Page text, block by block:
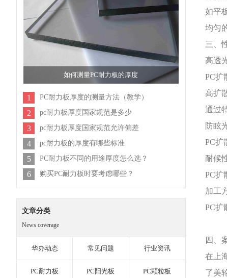
如平
均匀
三、
高透
PC扩
高扩
通过
防眩
PC扩
耐候
PC扩
加工
PC扩
四、
在上
了美
如何测量PC耐力板的厚度
1 PC耐力板厚度的测量方法（教学）
2 pc耐力板厚度国家规范是多少
3 pc耐力板厚度国家规范允许偏差
4 pc耐力板的厚度有哪些标准
5 PC耐力板不同的用途厚度怎么选？
6 购买PC耐力板时要考虑哪些？
文章分类
News coverage
华办动态 常见问题 行业资讯
PC耐力板 PC阳光板 PC颗粒板